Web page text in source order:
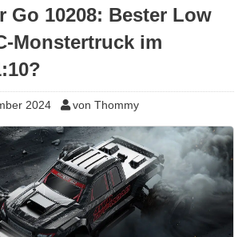
Go 10208: Bester Low
Monstertruck im
2024 von Thommy